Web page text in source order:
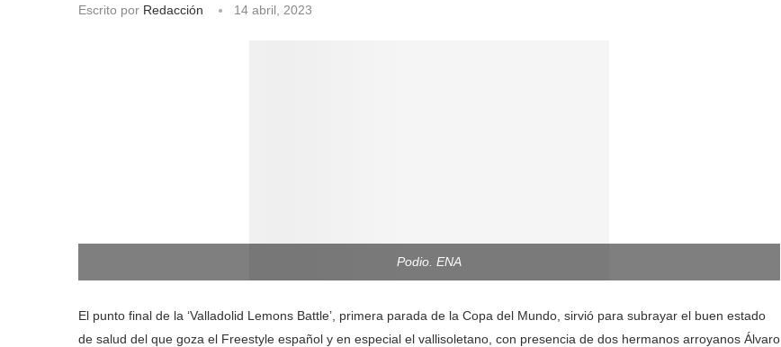
Escrito por Redacción 14 abril, 2023
Podio. ENA
El punto final de la ‘Valladolid Lemons Battle’, primera parada de la Copa del Mundo, sirvió para subrayar el buen estado
de salud del que goza el Freestyle español y en especial el vallisoletano, con presencia de dos hermanos arroyanos Álvaro